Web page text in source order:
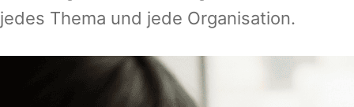
jedes Thema und jede Organisation.